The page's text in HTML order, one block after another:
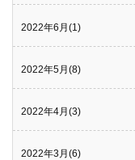
2022年6月(1)
2022年5月(8)
2022年4月(3)
2022年3月(6)